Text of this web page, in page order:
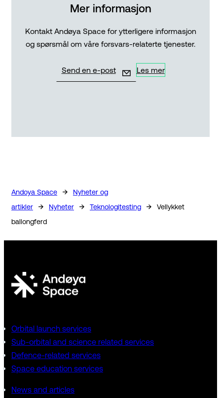
Mer informasjon
Kontakt Andøya Space for ytterligere informasjon
og spørsmål om våre forsvars-relaterte tjenester.
Send en e-post Les mer
Andoya Space →
Nyheter og
artikler
→ Nyheter → Teknologitesting →
Vellykket
ballongferd
Orbital launch services
Sub-orbital and science related services
Defence-related services
Space education services
News and articles